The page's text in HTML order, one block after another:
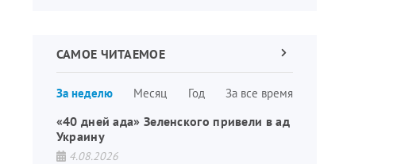
САМОЕ ЧИТАЕМОЕ
За неделю Месяц Год За все времястраниц
Следующая
«40 дней ада» Зеленского привели в ад
Украину
4.08.2026